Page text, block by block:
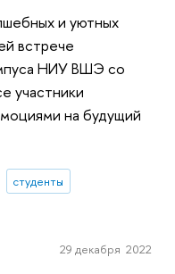
и уютных
встрече
НИУ ВШЭ со
участники
на будущий
студенты
29 декабря 2022